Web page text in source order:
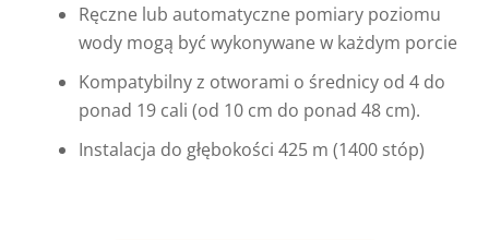
Ręczne lub automatyczne pomiary poziomu
wody mogą być wykonywane w każdym porcie
Kompatybilny z otworami o średnicy od 4 do
ponad 19 cali (od 10 cm do ponad 48 cm).
Instalacja do głębokości 425 m (1400 stóp)